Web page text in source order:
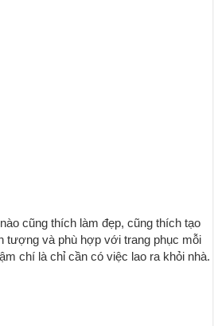
cũng thích làm đẹp, cũng thích tạo
tượng và phù hợp với trang phục mỗi
chí là chỉ cần có việc lao ra khỏi nhà.